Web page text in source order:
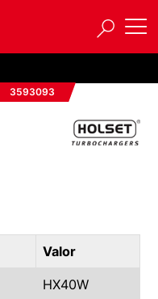
3593093
Valor
HX40W